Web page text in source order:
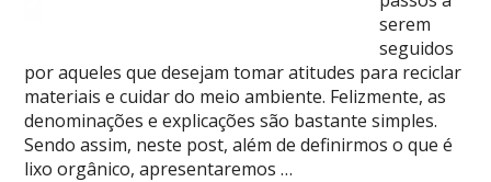
serem
seguidos
por aqueles que desejam tomar atitudes para reciclar
materiais e cuidar do meio ambiente. Felizmente, as
denominações e explicações são bastante simples.
Sendo assim, neste post, além de definirmos o que é
lixo orgânico, apresentaremos …